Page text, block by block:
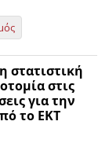
στατιστική
στις
για την
το ΕΚΤ